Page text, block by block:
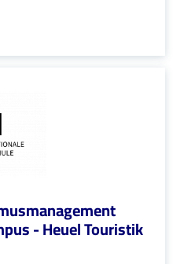
- Heuel Touristik